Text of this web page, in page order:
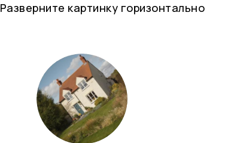
Разверните картинку горизонтально